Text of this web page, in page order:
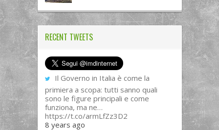
RECENT TWEETS
Il Governo in Italia è come la
primiera a scopa: tutti sanno quali
sono le figure principali e come
funziona, ma ne…
https://t.co/armLfZz3D2
8 years ago